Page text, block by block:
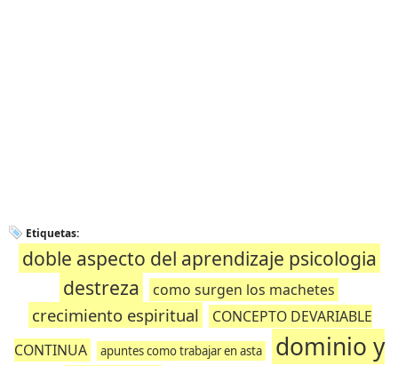
Etiquetas:
doble aspecto del aprendizaje psicologia
destreza
como surgen los machetes
crecimiento espiritual
CONCEPTO DEVARIABLE
CONTINUA
apuntes como trabajar en asta
dominio y